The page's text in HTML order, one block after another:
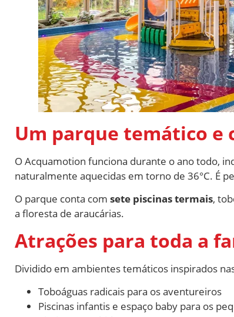
Um parque temático e
O Acquamotion funciona durante o ano todo,
naturalmente aquecidas em torno de 36°C. É
O parque conta com sete piscinas termais,
a floresta de araucárias.
Atrações para toda a
Dividido em ambientes temáticos inspirados
Toboáguas radicais para os aventureiros
Piscinas infantis e espaço baby para os